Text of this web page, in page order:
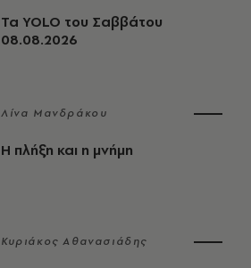
Τα YOLO του Σαββάτου
08.08.2026
Λίνα Μανδράκου
Η πλήξη και η μνήμη
Κυριάκος Αθανασιάδης